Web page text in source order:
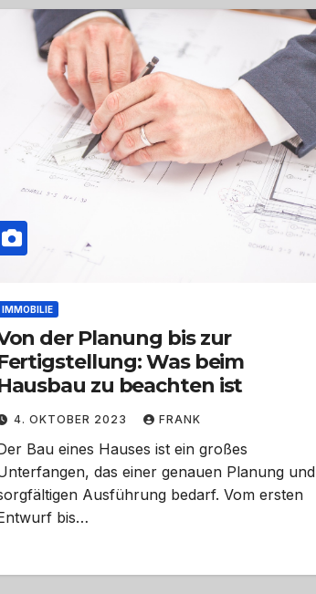
IMMOBILIE
der Planung bis zur
Was beim
zu beachten ist
4. OKTOBER 2023 FRANK
Bau eines Hauses ist ein großes
das einer genauen Planung und
Ausführung bedarf. Vom ersten
bis…